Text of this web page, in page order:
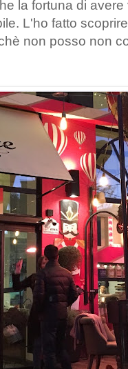
la fortuna di
L'ho fatto
non posso non